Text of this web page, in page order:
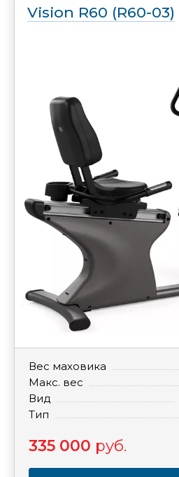
Vision R60 (R60-03)
Вес маховика
Макс. вес
Вид
Тип
335 000 руб.